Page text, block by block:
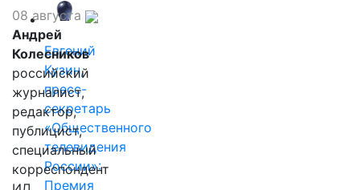
Евгений
Кузин,
пресс-
секретарь
«Общественного
телевидения
России»:
Премия
08 августа
Андрей
Колесников
российский
журналист,
редактор,
публицист,
специальный
корреспондент